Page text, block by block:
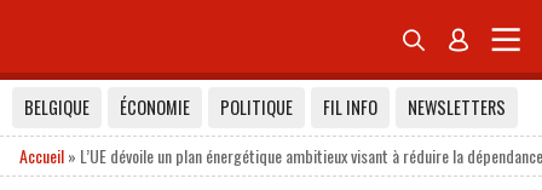
 
BELGIQUE ÉCONOMIE POLITIQUE FIL INFO
NEWSLETTERS
Accueil» L’UE dévoile un plan énergétique ambitieux visant à réduire la